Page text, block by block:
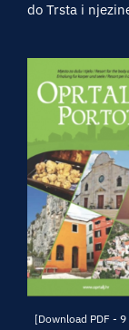
do Trsta i
[Download PDF - 9